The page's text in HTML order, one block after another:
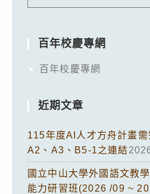
百年校慶專網
百年校慶專網
近期文章
115年度AI人才方舟計畫需
A2、A3、B5-1之連結
國立中山大學外國語文教
能力研習班(2026 /09 ~